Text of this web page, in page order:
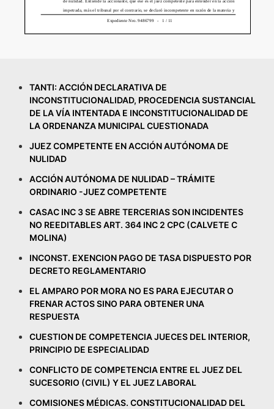
TANTI: ACCIÓN DECLARATIVA DE
INCONSTITUCIONALIDAD, PROCEDENCIA SUSTANCIAL
DE LA VÍA INTENTADA E INCONSTITUCIONALIDAD DE
LA ORDENANZA MUNICIPAL CUESTIONADA
JUEZ COMPETENTE EN ACCIÓN AUTÓNOMA DE
NULIDAD
ACCIÓN AUTÓNOMA DE NULIDAD – TRÁMITE
ORDINARIO -JUEZ COMPETENTE
CASAC INC 3 SE ABRE TERCERIAS SON INCIDENTES
NO REEDITABLES ART. 364 INC 2 CPC (CALVETE C
MOLINA)
INCONST. EXENCION PAGO DE TASA DISPUESTO POR
DECRETO REGLAMENTARIO
EL AMPARO POR MORA NO ES PARA EJECUTAR O
FRENAR ACTOS SINO PARA OBTENER UNA
RESPUESTA
CUESTION DE COMPETENCIA JUECES DEL INTERIOR,
PRINCIPIO DE ESPECIALIDAD
CONFLICTO DE COMPETENCIA ENTRE EL JUEZ DEL
SUCESORIO (CIVIL) Y EL JUEZ LABORAL
COMISIONES MÉDICAS. CONSTITUCIONALIDAD DEL